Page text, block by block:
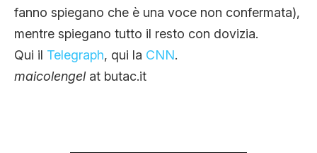
fanno spiegano che è una voce non confermata),
mentre spiegano tutto il resto con dovizia.
Qui il Telegraph, qui la CNN.
maicolengelat butac.it